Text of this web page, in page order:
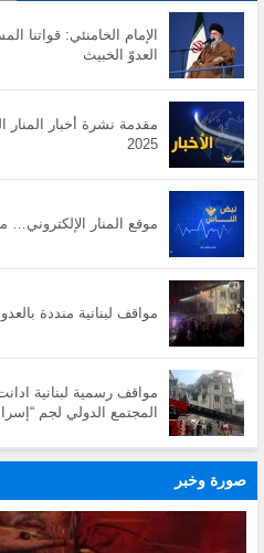
الإمام الخامنئي: قواتنا
العدوّ الخبيث
2025
موقع المنار
مواقف لبنانية منددة
مواقف رسمية لبنانية
المجتمع الدولي لجم
صورة وخبر